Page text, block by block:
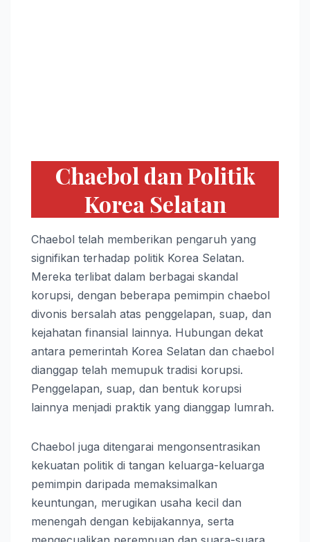
Chaebol dan Politik
Korea Selatan
Chaebol telah memberikan pengaruh yang
signifikan terhadap politik Korea Selatan.
Mereka terlibat dalam berbagai skandal
korupsi, dengan beberapa pemimpin chaebol
divonis bersalah atas penggelapan, suap, dan
kejahatan finansial lainnya. Hubungan dekat
antara pemerintah Korea Selatan dan chaebol
dianggap telah memupuk tradisi korupsi.
Penggelapan, suap, dan bentuk korupsi
lainnya menjadi praktik yang dianggap lumrah.
Chaebol juga ditengarai mengonsentrasikan
kekuatan politik di tangan keluarga-keluarga
pemimpin daripada memaksimalkan
keuntungan, merugikan usaha kecil dan
menengah dengan kebijakannya, serta